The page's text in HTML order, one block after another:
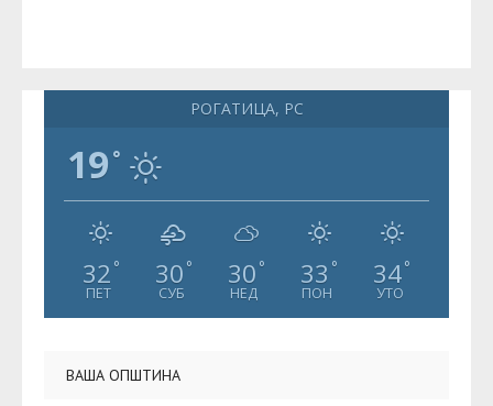
РОГАТИЦА, РС
19 °
32 °
ПЕТ
30 °
СУБ
30 °
НЕД
33 °
ПОН
34°
УТО
ВАША ОПШТИНА